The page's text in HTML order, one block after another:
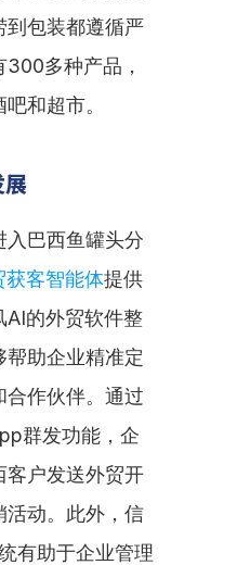
到包装都遵循严
多种产品，
和超市。
入巴西鱼罐头分
获客智能体提供
AI的外贸软件整
助企业精准定
合作伙伴。通过
群发功能，企
客户发送外贸开
活动。此外，信
有助于企业管理